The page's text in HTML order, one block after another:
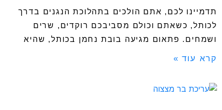
תדמיינו לכם, אתם הולכים בתהלוכת הנגנים בדרך
לכותל, כשאתם וכולם מסביבכם רוקדים, שרים
ושמחים. פתאום מגיעה בובת נחמן בכותל, שהיא
קרא עוד »